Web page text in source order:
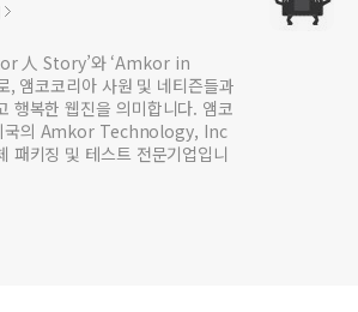
人 Story’와 ‘Amkor in
, 앰코코리아 사원 및 네티즌들과
행복한 웹진을 의미합니다. 앰코
국의 Amkor Technology, Inc
패키징 및 테스트 전문기업입니